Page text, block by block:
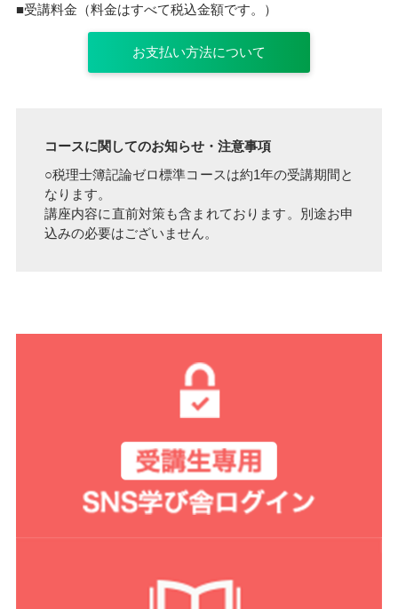
■受講料金（料金はすべて税込金額です。）
お支払い方法について
コースに関してのお知らせ・注意事項
○税理士簿記論ゼロ標準コースは約1年の受講期間と
なります。
講座内容に直前対策も含まれております。別途お申
込みの必要はございません。